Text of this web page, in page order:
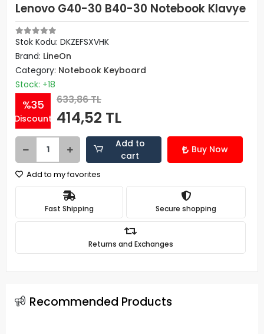
Lenovo G40-30 B40-30 Notebook Klavye
Stok Kodu: DKZEFSXVHK
Brand: LineOn
Category: Notebook Keyboard
Stock: +18
%35
Discount
633,86 TL
414,52 TL
Add to
cart
Buy Now
Add to my favorites
Fast Shipping Secure shopping
Returns and Exchanges
Recommended Products